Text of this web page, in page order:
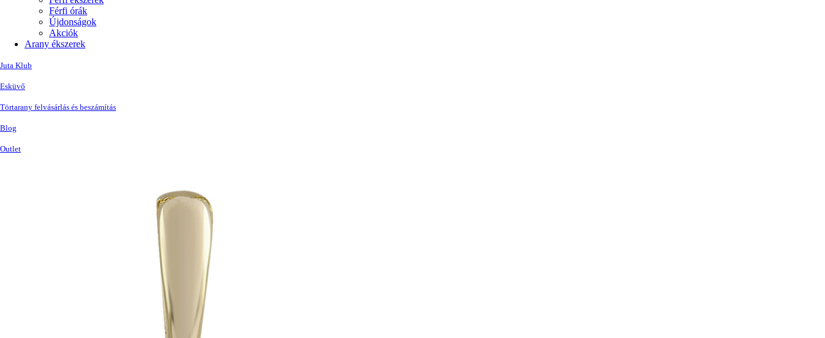
Férfi órák
Újdonságok
Akciók
Arany ékszerek
Juta Klub
Esküvő
Törtarany felvásárlás és beszámítás
Blog
Outlet